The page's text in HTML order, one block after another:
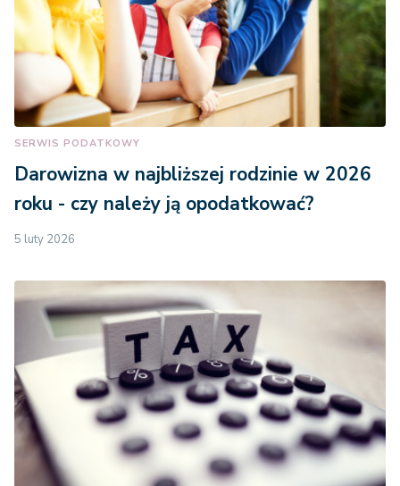
SERWIS PODATKOWY
Darowizna w najbliższej rodzinie w 2026
roku - czy należy ją opodatkować?
5 luty 2026